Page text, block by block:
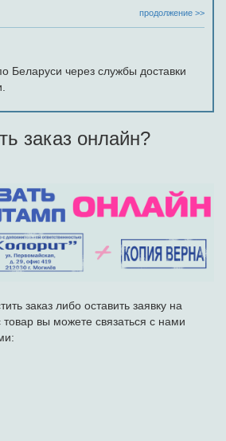
продолжение >>
Беларуси через службы доставки
заказ онлайн?
заказ либо оставить заявку на
вы можете связаться с нами